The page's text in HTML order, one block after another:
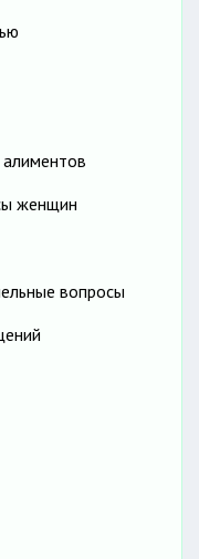
женщин
вопросы